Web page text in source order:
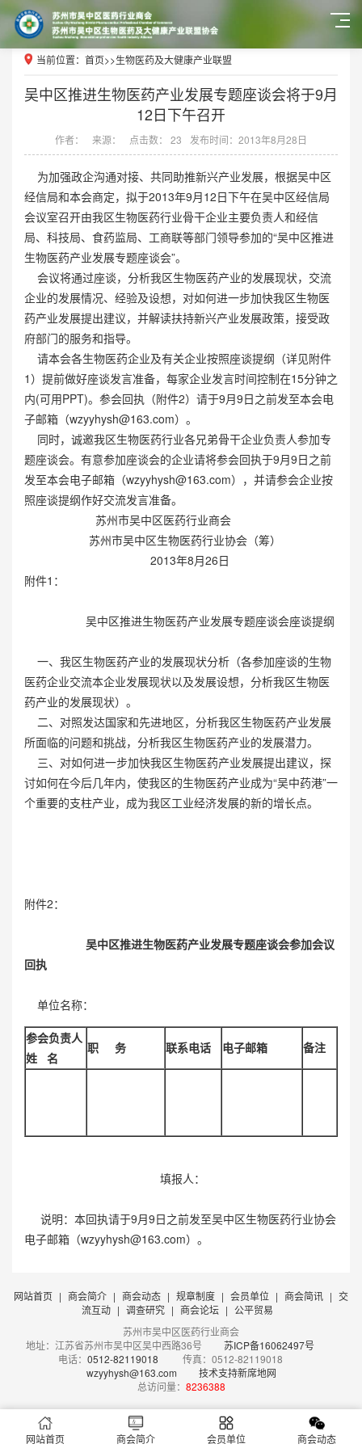
当前位置： 首页>>生物医药及大健康产业联盟
吴中区推进生物医药产业发展专题座谈会将于9月
12日下午召开
作者： 来源： 点击数： 23 发布时间：2013年8月28日
为加强政企沟通对接、共同助推新兴产业发展，根据吴中区
经信局和本会商定，拟于2013年9月12日下午在吴中区经信局
会议室召开由我区生物医药行业骨干企业主要负责人和经信
局、科技局、食药监局、工商联等部门领导参加的“吴中区推进
生物医药产业发展专题座谈会”。
会议将通过座谈，分析我区生物医药产业的发展现状，交流
企业的发展情况、经验及设想，对如何进一步加快我区生物医
药产业发展提出建议，并解读扶持新兴产业发展政策，接受政
府部门的服务和指导。
请本会各生物医药企业及有关企业按照座谈提纲（详见附件
1）提前做好座谈发言准备，每家企业发言时间控制在15分钟之
内(可用PPT)。参会回执（附件2）请于9月9日之前发至本会电
子邮箱（wzyyhysh@163.com）。
同时，诚邀我区生物医药行业各兄弟骨干企业负责人参加专
题座谈会。有意参加座谈会的企业请将参会回执于9月9日之前
发至本会电子邮箱（wzyyhysh@163.com），并请参会企业按
照座谈提纲作好交流发言准备。
苏州市吴中区医药行业商会
苏州市吴中区生物医药行业协会（筹）
2013年8月26日
附件1：
吴中区推进生物医药产业发展专题座谈会座谈提纲
一、我区生物医药产业的发展现状分析（各参加座谈的生物
医药企业交流本企业发展现状以及发展设想，分析我区生物医
药产业的发展现状）。
二、对照发达国家和先进地区，分析我区生物医药产业发展
所面临的问题和挑战，分析我区生物医药产业的发展潜力。
三、对如何进一步加快我区生物医药产业发展提出建议，探
讨如何在今后几年内，使我区的生物医药产业成为“吴中药港”一
个重要的支柱产业，成为我区工业经济发展的新的增长点。
附件2：
吴中区推进生物医药产业发展专题座谈会参加会议
回执
单位名称：
参会负责人
姓 名
职 务 联系电话 电子邮箱 备注
填报人：
说明：本回执请于9月9日之前发至吴中区生物医药行业协会
电子邮箱（wzyyhysh@163.com）。
网站首页 | 商会简介 | 商会动态 | 规章制度 | 会员单位 | 商会简讯 | 交
流互动 | 调查研究 | 商会论坛 | 公平贸易
苏州市吴中区医药行业商会
地址：江苏省苏州市吴中区吴中西路36号
苏ICP备16062497号
电话： 0512-82119018 传真：0512-82119018
wzyyhysh@163.com
技术支持新席地网
总访问量： 8236388
网站首页 商会简介 会员单位 商会动态